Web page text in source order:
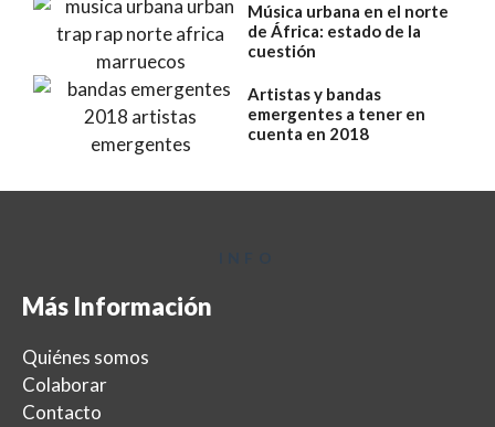
Música urbana en el norte
de África: estado de la
cuestión
Artistas y bandas
emergentes a tener en
cuenta en 2018
Más Información
Quiénes somos
Colaborar
Contacto